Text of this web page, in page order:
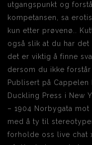
utgangspunkt og
kompetansen, sa
kun etter prøvenø..
også slik at du har det
det er viktig å finne
dersom du ikke
Publisert på
Duckling Press i New
– 1904 Norbygata mot
med å ty til
forholde oss live chat